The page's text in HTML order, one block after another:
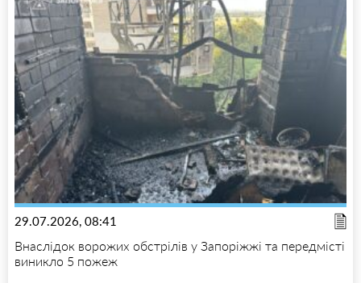
29.07.2026, 08:41
Внаслідок ворожих обстрілів у Запоріжжі та передмісті
виникло 5 пожеж